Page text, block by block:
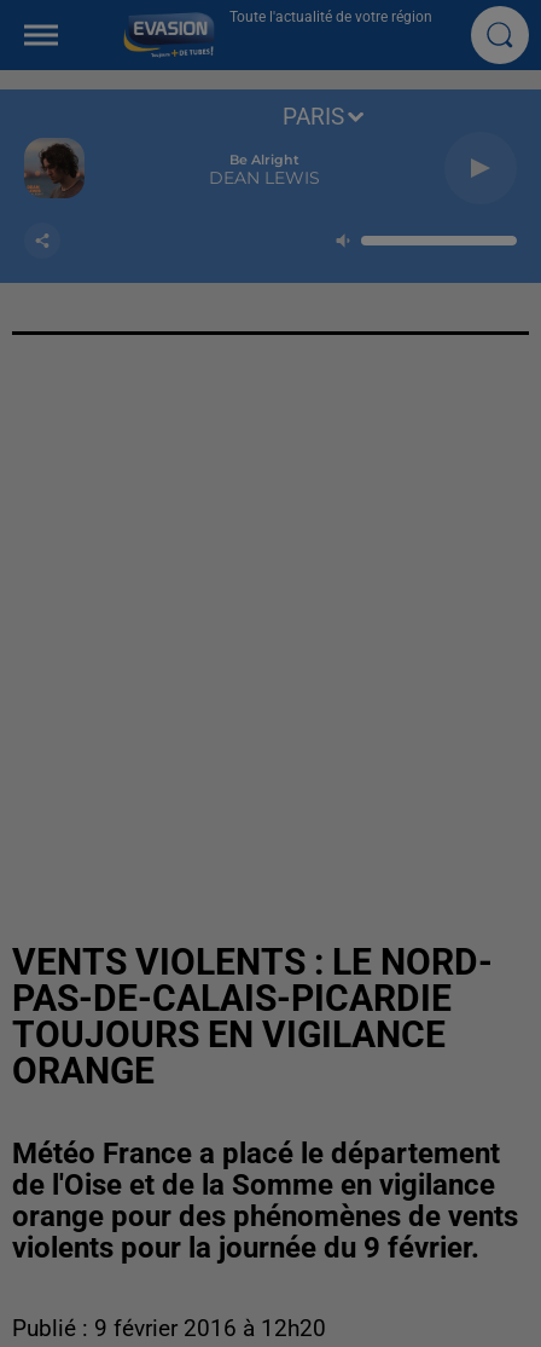
Toute l'actualité de votre région
Be Alright
DEAN LEWIS
PARIS
VENTS VIOLENTS : LE NORD-
PAS-DE-CALAIS-PICARDIE
TOUJOURS EN VIGILANCE
ORANGE
Météo France a placé le département
de l'Oise et de la Somme en vigilance
orange pour des phénomènes de vents
violents pour la journée du 9 février.
Publié : 9 février 2016 à 12h20